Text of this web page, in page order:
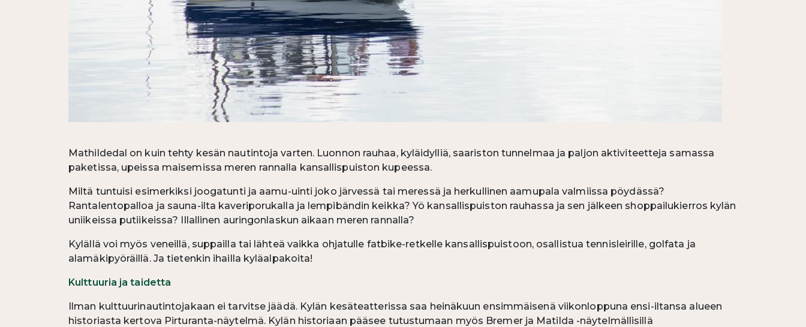
Mathildedal on kuin tehty kesän nautintoja varten. Luonnon rauhaa, kyläidylliä, saariston tunnelmaa ja paljon aktiviteetteja samassa
paketissa, upeissa maisemissa meren rannalla kansallispuiston kupeessa.
Miltä tuntuisi esimerkiksi joogatunti ja aamu-uinti joko järvessä tai meressä ja herkullinen aamupala valmiissa pöydässä?
Rantalentopalloa ja sauna-ilta kaveriporukalla ja lempibändin keikka? Yö kansallispuiston rauhassa ja sen jälkeen shoppailukierros kylän
uniikeissa putiikeissa? Illallinen auringonlaskun aikaan meren rannalla?
Kylällä voi myös veneillä, suppailla tai lähteä vaikka ohjatulle fatbike-retkelle kansallispuistoon, osallistua tennisleirille, golfata ja
alamäkipyöräillä. Ja tietenkin ihailla kyläalpakoita!
Kulttuuria ja taidetta
Ilman kulttuurinautintojakaan ei tarvitse jäädä. Kylän kesäteatterissa saa heinäkuun ensimmäisenä viikonloppuna ensi-iltansa alueen
historiasta kertova Pirturanta-näytelmä. Kylän historiaan pääsee tutustumaan myös Bremer ja Matilda -näytelmällisillä